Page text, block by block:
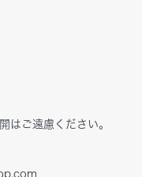
はご遠慮ください。